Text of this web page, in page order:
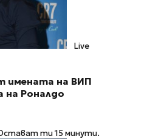
Live
имената на ВИП
Роналдо
Остават ти 15 минути.